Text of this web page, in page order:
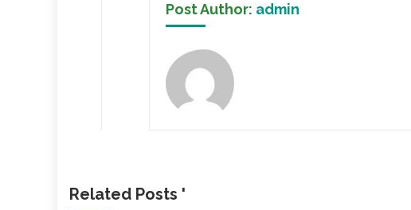
Post Author: admin
Related Posts '